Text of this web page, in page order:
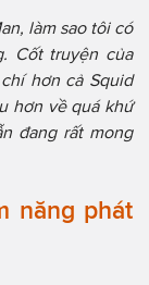
làm sao tôi có
Cốt truyện của
hơn cả Squid
hơn về quá khứ
đang rất mong
năng phát